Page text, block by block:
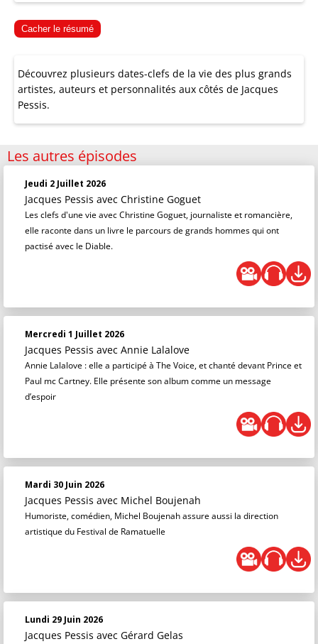
Cacher le résumé
Découvrez plusieurs dates-clefs de la vie des plus grands
artistes, auteurs et personnalités aux côtés de Jacques
Pessis.
Les autres épisodes
Jeudi 2 Juillet 2026
Jacques Pessis avec Christine Goguet
Les clefs d'une vie avec Christine Goguet, journaliste et romancière,
elle raconte dans un livre le parcours de grands hommes qui ont
pactisé avec le Diable.
Mercredi 1 Juillet 2026
Jacques Pessis avec Annie Lalalove
Annie Lalalove : elle a participé à The Voice, et chanté devant Prince et
Paul mc Cartney. Elle présente son album comme un message
d’espoir
Mardi 30 Juin 2026
Jacques Pessis avec Michel Boujenah
Humoriste, comédien, Michel Boujenah assure aussi la direction
artistique du Festival de Ramatuelle
Lundi 29 Juin 2026
Jacques Pessis avec Gérard Gelas